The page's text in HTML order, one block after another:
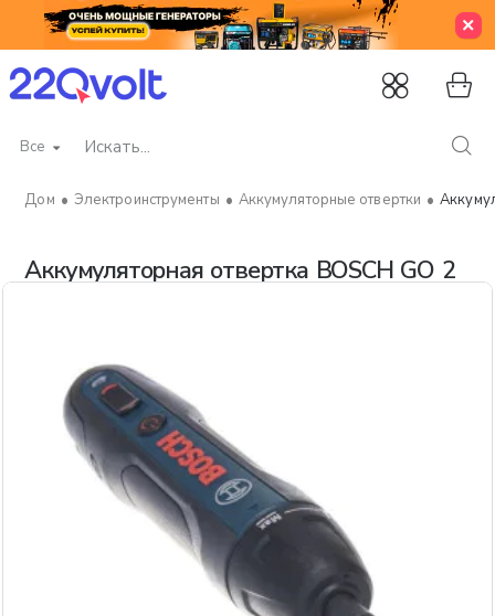
Все
Искать...
Аккумуляторная отвертка BOSCH GO 2
Электроинструменты Аккумуляторные отвертки